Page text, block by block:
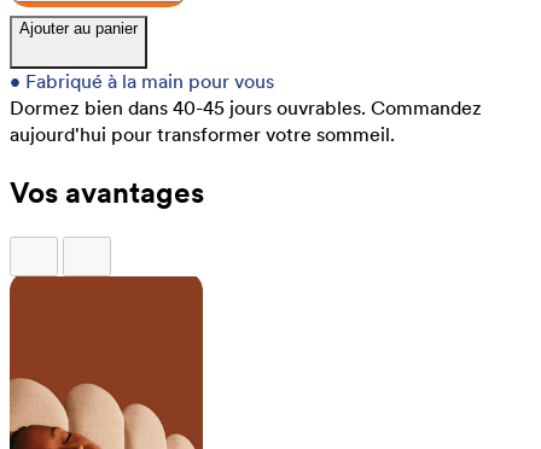
Ajouter au panier
• Fabriqué à la main pour vous
Dormez bien dans 40-45 jours ouvrables. Commandez
aujourd'hui pour transformer votre sommeil.
Vos avantages